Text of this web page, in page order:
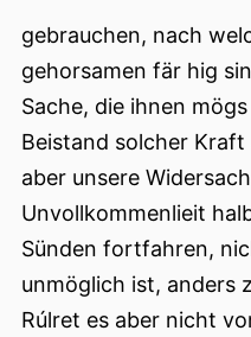
gebrauchen, nach
gehorsamen fär hig
Sache, die ihnen
Beistand solcher
aber unsere
Unvollkommenlieit
Sünden fortfahren,
unmöglich ist, anders
Rúlret es aber nicht